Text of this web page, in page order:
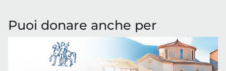
Puoi donare anche per